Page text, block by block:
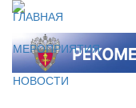
ГЛАВНАЯ
МЕРОПРИЯТИЯ
НОВОСТИ